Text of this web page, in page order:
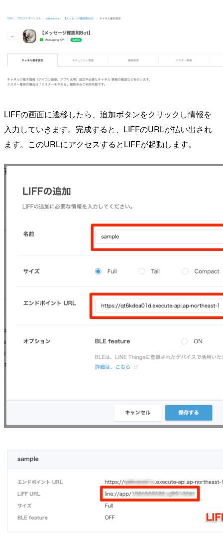
LIFFの画面に遷移したら、追加ボタンをクリックし情報を
入力していきます。完成すると、LIFFのURLが払い出され
ます。このURLにアクセスするとLIFFが起動します。